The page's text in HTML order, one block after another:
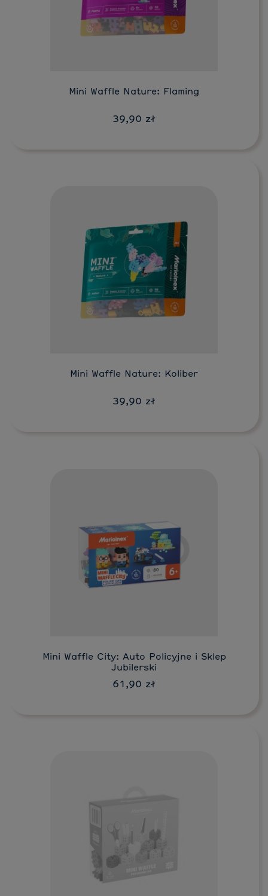
Mini Waffle Nature: Flaming
39,90 zł
Mini Waffle Nature: Koliber
39,90 zł
Do koszyka
Mini Waffle City: Auto Policyjne i Sklep
Jubilerski
61,90 zł
Do koszyka